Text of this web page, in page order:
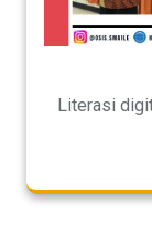
Literasi